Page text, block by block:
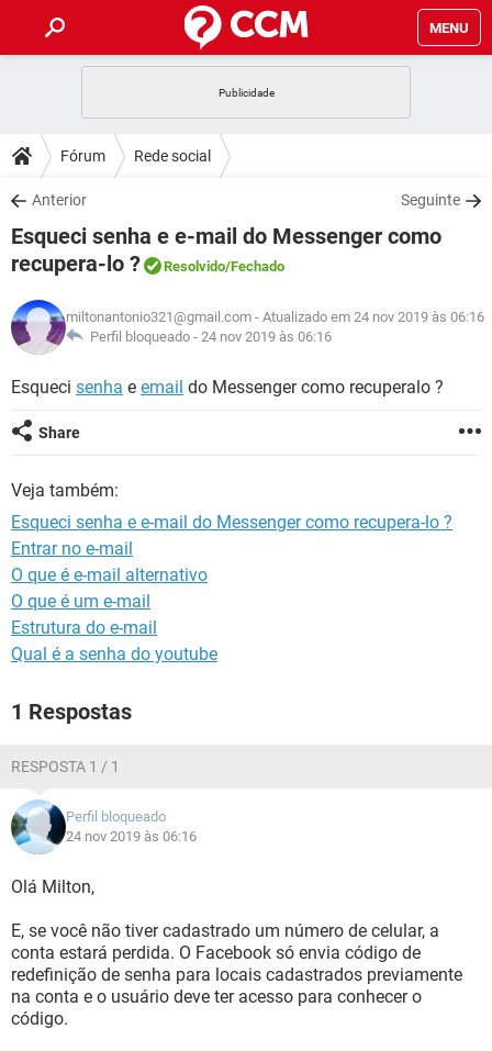
MENU
CELULAR
OUTLOOK
INSTAGRAM GMAIL
GUIA DE COMPRAS
DICAS
JOGOS
OUTLOOK
GUIA DE COMPRAS
DOWNLOADS
JOGOS WHATSAPP
CELULAR FACEBOOK
OUTLOOK EXCEL
INSTAGRAM
GUIA DE COMPRAS
FÓRUM
CELULAR FACEBOOK
GUIA DE COMPRAS
GLOSSÁRIO
JOGOS
CELULAR FACEBOOK
OUTLOOK
GUIA DE COMPRAS
Fórum Rede social
Anterior Seguinte
Esqueci senha e e-mail do Messenger como
recupera-lo ?
Resolvido/Fechado
miltonantonio321@gmail.com - Atualizado em 24 nov 2019 às 06:16
Perfil bloqueado - 24 nov 2019 às 06:16
Esqueci senha e email do Messenger como recuperalo ?
Share
Veja também:
Esqueci senha e e-mail do Messenger como recupera-lo ?
Entrar no e-mail
O que é e-mail alternativo
O que é um e-mail
Estrutura do e-mail
Qual é a senha do youtube
1 Respostas
RESPOSTA 1 / 1
Perfil bloqueado
24 nov 2019 às 06:16
Olá Milton,
E, se você não tiver cadastrado um número de celular, a
conta estará perdida. O Facebook só envia código de
redefinição de senha para locais cadastrados previamente
na conta e o usuário deve ter acesso para conhecer o
código.